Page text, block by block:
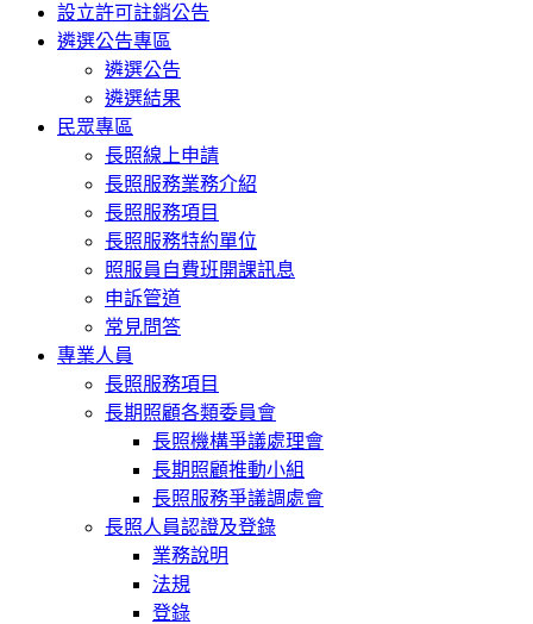
設立許可註銷公告
遴選公告專區
遴選公告
遴選結果
民眾專區
長照線上申請
長照服務業務介紹
長照服務項目
長照服務特約單位
照服員自費班開課訊息
申訴管道
常見問答
專業人員
長照服務項目
長期照顧各類委員會
長照機構爭議處理會
長期照顧推動小組
長照服務爭議調處會
長照人員認證及登錄
業務說明
法規
登錄